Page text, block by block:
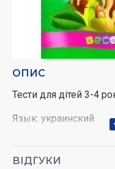
ОПИС
Тести для дітей 3-4
Язык: украинский
развивать
ВІДГУКИ